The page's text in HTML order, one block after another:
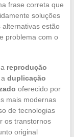
frase correta que
soluções
alternativas estão
problema com o
reprodução
duplicação
oferecido por
mais modernas
de tecnologias
os transtornos
original